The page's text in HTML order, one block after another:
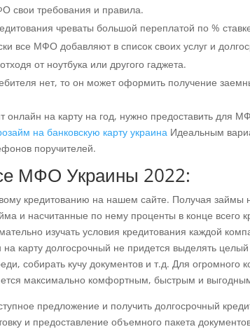
свои требования и правила.
чреваты большой переплатой по %
все МФО добавляют в список своих услуг и
от ноутбука или другого гаджета.
нет, то он может оформить получение
онлайн на карту на год, нужно предоставить для
на банковскую карту украина Идеальным
поручителей.
МФО Украины 2022:
кредитованию на нашем сайте. Получая
и насчитанные по нему проценты в конце всего
изучать условия кредитования каждой
на карту долгосрочный не придется выделять
собирать кучу документов и т.д. Для огромного
максимально комфортным, быстрым и
предложение и получить долгосрочный
и предоставление объемного пакета